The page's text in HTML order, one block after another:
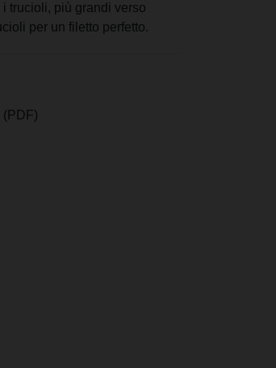
trucioli, più grandi verso
per un filetto perfetto.
(PDF)